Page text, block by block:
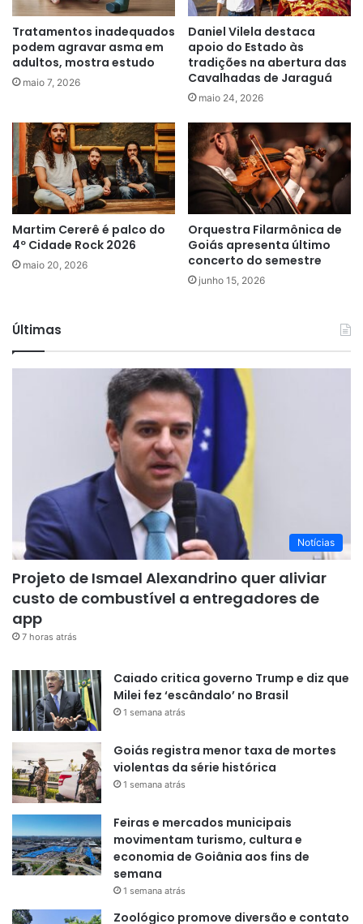
Tratamentos inadequados
podem agravar asma em
adultos, mostra estudo
maio 7, 2026
Daniel Vilela destaca
apoio do Estado às
tradições na abertura das
Cavalhadas de Jaraguá
maio 24, 2026
Martim Cererê é palco do
4º Cidade Rock 2026
maio 20, 2026
Orquestra Filarmônica de
Goiás apresenta último
concerto do semestre
junho 15, 2026
Últimas
Notícias
Projeto de Ismael Alexandrino quer aliviar
custo de combustível a entregadores de
app
7 horas atrás
Caiado critica governo Trump e diz que
Milei fez ‘escândalo’ no Brasil
1 semana atrás
Goiás registra menor taxa de mortes
violentas da série histórica
1 semana atrás
Feiras e mercados municipais
movimentam turismo, cultura e
economia de Goiânia aos fins de
semana
1 semana atrás
Zoológico promove diversão e contato